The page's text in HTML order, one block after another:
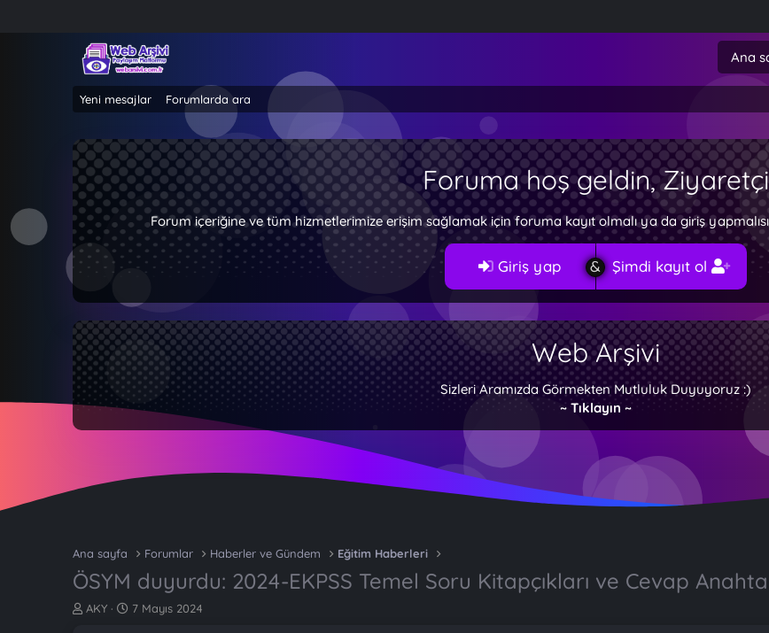
Ana
Yeni mesajlar Forumlarda ara
Foruma hoş geldin, Ziyaretçi
Forum içeriğine ve tüm hizmetlerimize erişim sağlamak için foruma kayıt olmalı ya da giriş
Giriş yap Şimdi kayıt ol
Web Arşivi
Sizleri Aramızda Görmekten Mutluluk Duyuyoruz :)
~ Tıklayın ~
Ana sayfa Forumlar Haberler ve Gündem Eğitim Haberleri
ÖSYM duyurdu: 2024-EKPSS Temel Soru Kitapçıkları ve Cevap
K
AKY
B
7 Mayıs 2024